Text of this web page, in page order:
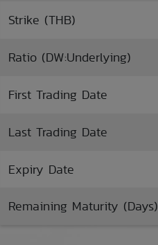
Strike (THB)
Ratio (DW:Underlying)
First Trading Date
Last Trading Date
Expiry Date
Remaining Maturity (Days)